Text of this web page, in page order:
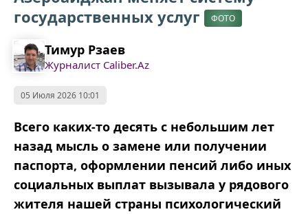
государственных услуг
ФОТО
Тимур Рзаев
Журналист Caliber.Az
05 Июля 2026 10:01
Всего каких-то десять с небольшим лет
назад мысль о замене или получении
паспорта, оформлении пенсий либо иных
социальных выплат вызывала у рядового
жителя нашей страны психологический